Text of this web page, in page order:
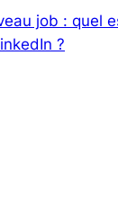
job : quel
?